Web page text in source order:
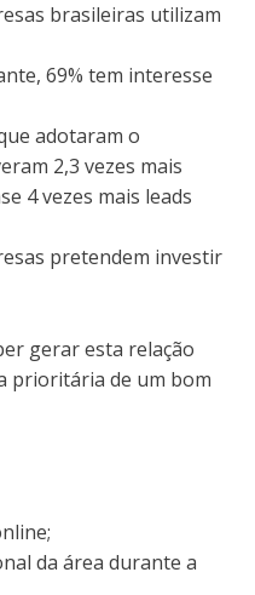
brasileiras utilizam
69% tem interesse
adotaram o
2,3 vezes mais
4 vezes mais leads
pretendem investir
gerar esta relação
prioritária de um bom
da área durante a